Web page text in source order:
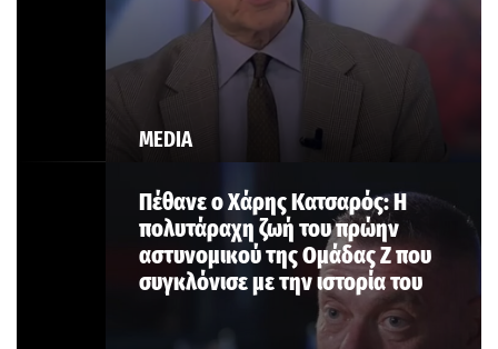
MEDIA
Πέθανε ο Χάρης Κατσαρός: Η
πολυτάραχη ζωή του πρώην
αστυνομικού της Ομάδας Ζ που
συγκλόνισε με την ιστορία του